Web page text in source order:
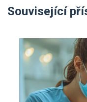
Související